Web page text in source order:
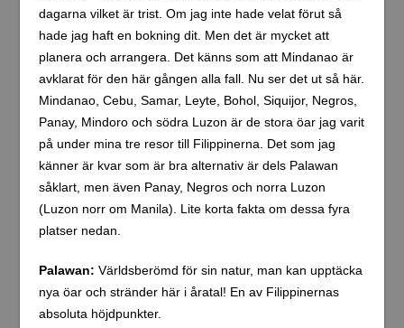
dagarna vilket är trist. Om jag inte hade velat förut så
hade jag haft en bokning dit. Men det är mycket att
planera och arrangera. Det känns som att Mindanao är
avklarat för den här gången alla fall. Nu ser det ut så här.
Mindanao, Cebu, Samar, Leyte, Bohol, Siquijor, Negros,
Panay, Mindoro och södra Luzon är de stora öar jag varit
på under mina tre resor till Filippinerna. Det som jag
känner är kvar som är bra alternativ är dels Palawan
såklart, men även Panay, Negros och norra Luzon
(Luzon norr om Manila). Lite korta fakta om dessa fyra
platser nedan.
Palawan: Världsberömd för sin natur, man kan upptäcka
nya öar och stränder här i åratal! En av Filippinernas
absoluta höjdpunkter.